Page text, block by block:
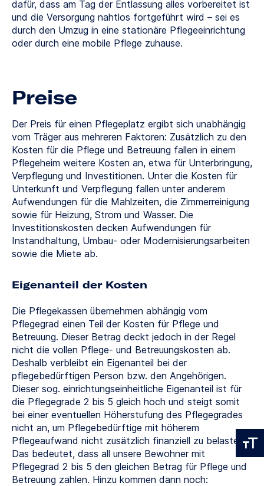
dafür, dass am Tag der Entlassung alles vorbereitet ist
und die Versorgung nahtlos fortgeführt wird – sei es
durch den Umzug in eine stationäre Pflegeeinrichtung
oder durch eine mobile Pflege zuhause.
Preise
Der Preis für einen Pflegeplatz ergibt sich unabhängig
vom Träger aus mehreren Faktoren: Zusätzlich zu den
Kosten für die Pflege und Betreuung fallen in einem
Pflegeheim weitere Kosten an, etwa für Unterbringung,
Verpflegung und Investitionen. Unter die Kosten für
Unterkunft und Verpflegung fallen unter anderem
Aufwendungen für die Mahlzeiten, die Zimmerreinigung
sowie für Heizung, Strom und Wasser. Die
Investitionskosten decken Aufwendungen für
Instandhaltung, Umbau- oder Modernisierungsarbeiten
sowie die Miete ab.
Eigenanteil der Kosten
Die Pflegekassen übernehmen abhängig vom
Pflegegrad einen Teil der Kosten für Pflege und
Betreuung. Dieser Betrag deckt jedoch in der Regel
nicht die vollen Pflege- und Betreuungskosten ab.
Deshalb verbleibt ein Eigenanteil bei der
pflegebedürftigen Person bzw. den Angehörigen.
Dieser sog. einrichtungseinheitliche Eigenanteil ist für
die Pflegegrade 2 bis 5 gleich hoch und steigt somit
bei einer eventuellen Höherstufung des Pflegegrades
nicht an, um Pflegebedürftige mit höherem
Pflegeaufwand nicht zusätzlich finanziell zu belasten.
Das bedeutet, dass all unsere Bewohner mit
Pflegegrad 2 bis 5 den gleichen Betrag für Pflege und
Betreuung zahlen. Hinzu kommen dann noch: